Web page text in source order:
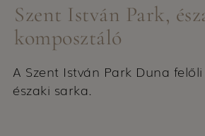
Szent István Park,
komposztáló
A Szent István Park Duna
északi sarka.